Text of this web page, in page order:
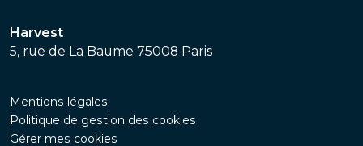
Harvest
5, rue de La Baume 75008 Paris
Mentions légales
Politique de gestion des cookies
Gérer mes cookies